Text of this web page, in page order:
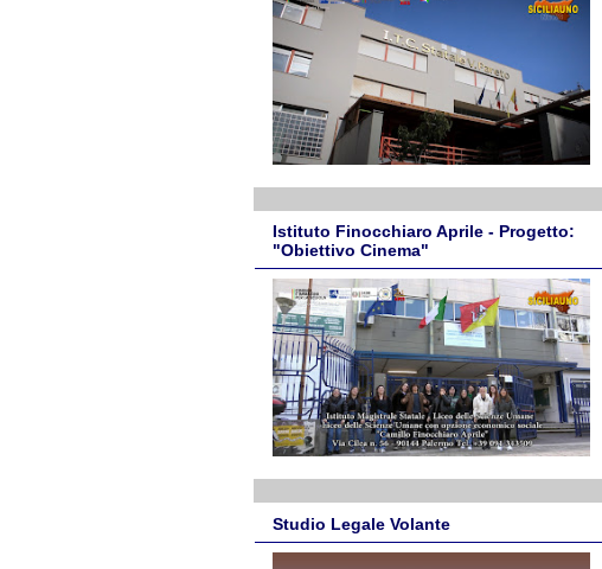
Istituto Finocchiaro Aprile - Progetto:
"Obiettivo Cinema"
Studio Legale Volante